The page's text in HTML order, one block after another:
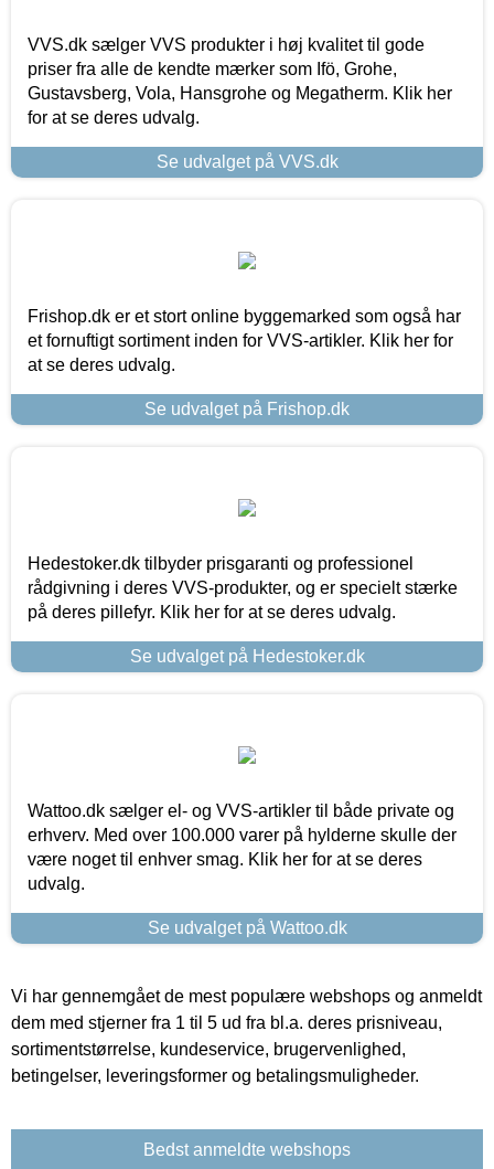
VVS.dk sælger VVS produkter i høj kvalitet til gode
priser fra alle de kendte mærker som Ifö, Grohe,
Gustavsberg, Vola, Hansgrohe og Megatherm. Klik her
for at se deres udvalg.
Se udvalget på VVS.dk
Frishop.dk er et stort online byggemarked som også har
et fornuftigt sortiment inden for VVS-artikler. Klik her for
at se deres udvalg.
Se udvalget på Frishop.dk
Hedestoker.dk tilbyder prisgaranti og professionel
rådgivning i deres VVS-produkter, og er specielt stærke
på deres pillefyr. Klik her for at se deres udvalg.
Se udvalget på Hedestoker.dk
Wattoo.dk sælger el- og VVS-artikler til både private og
erhverv. Med over 100.000 varer på hylderne skulle der
være noget til enhver smag. Klik her for at se deres
udvalg.
Se udvalget på Wattoo.dk
Vi har gennemgået de mest populære webshops og anmeldt
dem med stjerner fra 1 til 5 ud fra bl.a. deres prisniveau,
sortimentstørrelse, kundeservice, brugervenlighed,
betingelser, leveringsformer og betalingsmuligheder.
Bedst anmeldte webshops